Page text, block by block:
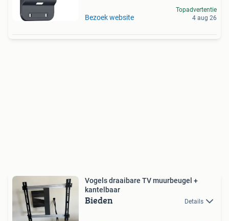
Bezoek website
Topadvertentie
4 aug 26
Vogels draaibare TV muurbeugel +
kantelbaar
Bieden Details